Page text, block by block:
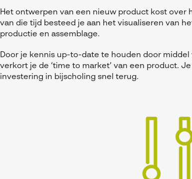
Het ontwerpen van een nieuw product kost over
van die tijd besteed je aan het visualiseren van
productie en assemblage.
Door je kennis up-to-date te houden door
verkort je de ‘time to market’ van een product.
investering in bijscholing snel terug.